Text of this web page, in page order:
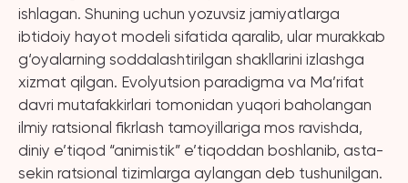
ishlagan. Shuning uchun yozuvsiz jamiyatlarga
ibtidoiy hayot modeli sifatida qaralib, ular murakkab
g‘oyalarning soddalashtirilgan shakllarini izlashga
xizmat qilgan. Evolyutsion paradigma va Ma’rifat
davri mutafakkirlari tomonidan yuqori baholangan
ilmiy ratsional fikrlash tamoyillariga mos ravishda,
diniy e’tiqod “animistik” e’tiqoddan boshlanib, asta-
sekin ratsional tizimlarga aylangan deb tushunilgan.